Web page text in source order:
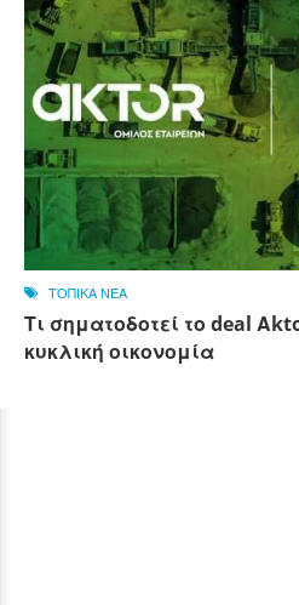
ΤΟΠΙΚΑ ΝΕΑ
Τι σηματοδοτεί το deal
κυκλική οικονομία